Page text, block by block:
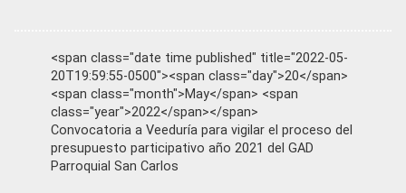
<span class="date time published" title="2022-05-
20T19:59:55-0500"><span class="day">20</span>
<span class="month">May</span> <span
class="year">2022</span></span>
Convocatoria a Veeduría para vigilar el proceso del
presupuesto participativo año 2021 del GAD
Parroquial San Carlos